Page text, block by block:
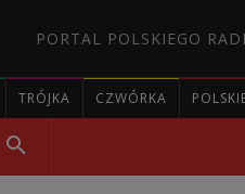
PORTAL POLSKIEGO
TRÓJKA CZWÓRKA